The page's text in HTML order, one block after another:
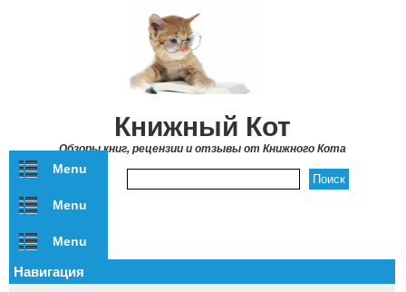
Книжный Кот
Обзоры книг, рецензии и отзывы от Книжного Кота
Menu
Menu
Menu
Навигация